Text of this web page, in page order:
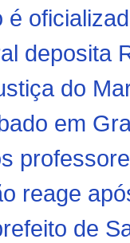
é
deposita
do
em
reage
de